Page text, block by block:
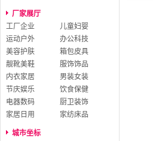
厂家展厅
工厂企业
儿童妇婴
运动户外
办公科技
美容护肤
箱包皮具
靓靴美鞋
服饰饰品
内衣家居
男装女装
节庆娱乐
饮食保健
电器数码
厨卫装饰
家居日用
家纺床品
城市坐标